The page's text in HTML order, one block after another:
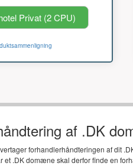
Privat (2 CPU)
af .DK
forhandlerhåndteringen af dit
et .DK domæne skal derfor finde en